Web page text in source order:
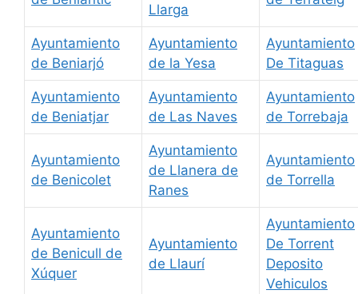
Llarga
Ayuntamiento
de Beniarjó
Ayuntamiento
de la Yesa
Ayuntamiento
De Titaguas
Ayuntamiento
de Beniatjar
Ayuntamiento
de Las Naves
Ayuntamiento
de Torrebaja
Ayuntamiento
de Benicolet
Ayuntamiento
de Llanera de
Ranes
Ayuntamiento
de Torrella
Ayuntamiento
de Benicull de
Xúquer
Ayuntamiento
de Llaurí
Ayuntamiento
De Torrent
Deposito
Vehiculos